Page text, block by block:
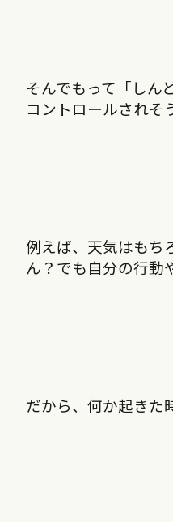
そんでもって「しん
コントロールされそ
例えば、天気はもち
ん？でも自分の行動
だから、何か起きた